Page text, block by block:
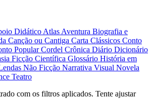
DidáticoAtlasAventura Biografia e
Canção ou Cantiga Carta Clássicos Conto
PopularCordel Crônica Diário Dicionário
Ficção Científica Glossário História em
Não Ficção Narrativa Visual Novela
Teatro
com os filtros aplicados. Tente ajustar